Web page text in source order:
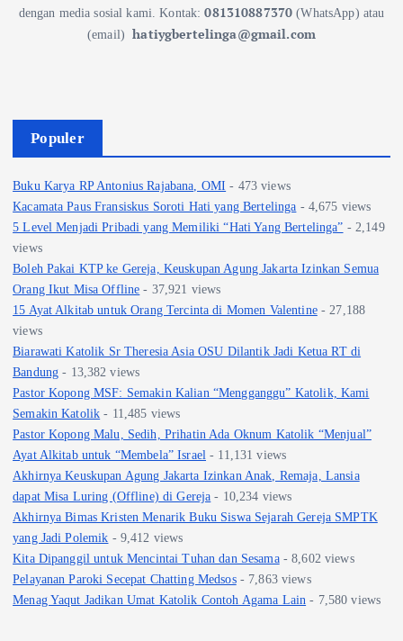
dengan media sosial kami.Kontak:081310887370(WhatsApp) atau
(email)hatiygbertelinga@gmail.com
Populer
Buku Karya RP Antonius Rajabana, OMI - 473 views
Kacamata Paus Fransiskus Soroti Hati yang Bertelinga - 4,675 views
5 Level Menjadi Pribadi yang Memiliki “Hati Yang Bertelinga” - 2,149
views
Boleh Pakai KTP ke Gereja, Keuskupan Agung Jakarta Izinkan Semua
Orang Ikut Misa Offline - 37,921 views
15 Ayat Alkitab untuk Orang Tercinta di Momen Valentine- 27,188
views
Biarawati Katolik Sr Theresia Asia OSU Dilantik Jadi Ketua RT di
Bandung - 13,382 views
Pastor Kopong MSF: Semakin Kalian “Mengganggu” Katolik, Kami
Semakin Katolik - 11,485 views
Pastor Kopong Malu, Sedih, Prihatin Ada Oknum Katolik “Menjual”
Ayat Alkitab untuk “Membela” Israel - 11,131 views
Akhirnya Keuskupan Agung Jakarta Izinkan Anak, Remaja, Lansia
dapat Misa Luring (Offline) di Gereja - 10,234 views
Akhirnya Bimas Kristen Menarik Buku Siswa Sejarah Gereja SMPTK
yang Jadi Polemik - 9,412 views
Kita Dipanggil untuk Mencintai Tuhan dan Sesama- 8,602 views
Pelayanan Paroki Secepat Chatting Medsos- 7,863 views
Menag Yaqut Jadikan Umat Katolik Contoh Agama Lain - 7,580 views